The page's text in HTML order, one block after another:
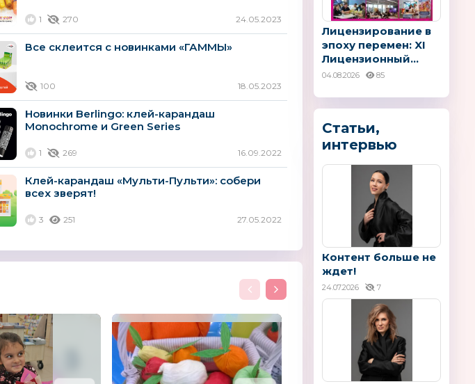
1 270 24.05.2023
Все склеится с новинками «ГАММЫ»
100 18.05.2023
Новинки Berlingo: клей-карандаш
Monochrome и Green Series
1 269 16.09.2022
Клей-карандаш «Мульти-Пульти»: собери
всех зверят!
3 251 27.05.2022
Лицензирование в
эпоху перемен: XI
Лицензионный...
04.08.2026 85
Статьи,
интервью
Контент больше не
ждет!
24.07.2026 7